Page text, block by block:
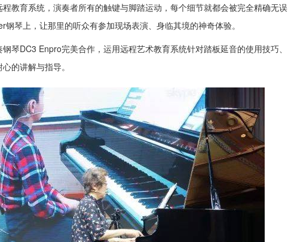
教育系统，演奏者所有的触键与脚踏运动，每个细节就都会被完全精确无误
琴上，让那里的听众有参加现场表演、身临其境的神奇体验。
琴DC3 Enpro完美合作，运用远程艺术教育系统针对踏板延音的使用技巧、
的讲解与指导。